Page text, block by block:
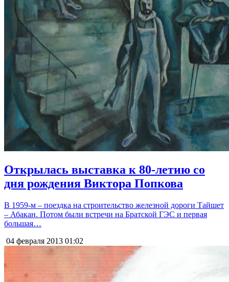
Открылась выставка к 80-летию со
дня рождения Виктора Попкова
В 1959-м – поездка на строительство железной дороги Тайшет
– Абакан. Потом были встречи на Братской ГЭС и первая
большая…
04 февраля 2013 01:02